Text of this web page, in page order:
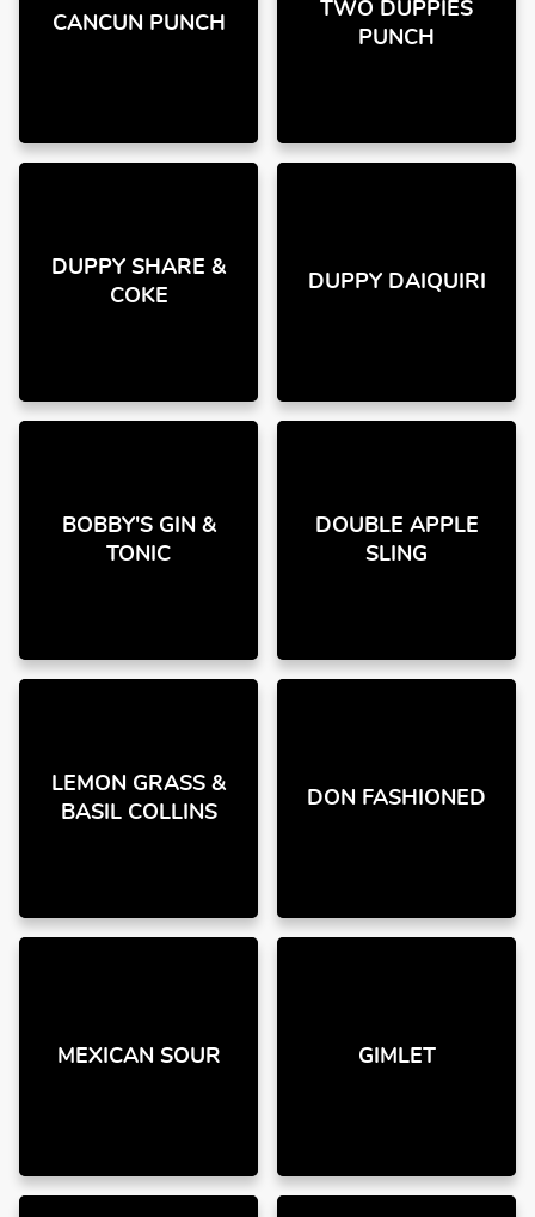
CANCUN PUNCH
TWO DUPPIES
PUNCH
DUPPY SHARE &
COKE
DUPPY DAIQUIRI
BOBBY'S GIN &
TONIC
DOUBLE APPLE
SLING
LEMON GRASS &
BASIL COLLINS
DON FASHIONED
MEXICAN SOUR GIMLET